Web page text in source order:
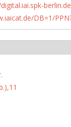
DB=1/